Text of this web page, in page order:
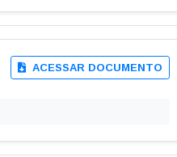
ACESSAR DOCUMENTO